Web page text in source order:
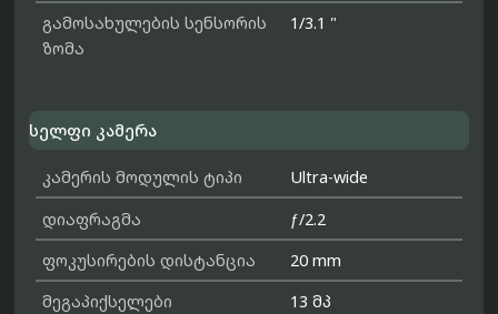
გამოსახულების სენსორის
ზომა
1/3.1 "
სელფი კამერა
კამერის მოდულის ტიპი
Ultra-wide
დიაფრაგმა
ƒ/2.2
ფოკუსირების დისტანცია
20 mm
მეგაპიქსელები
13 მპ